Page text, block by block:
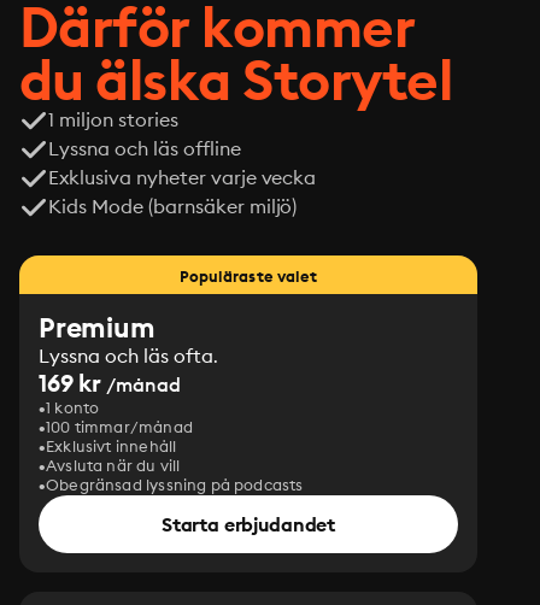
Därför kommer
du älska Storytel
1 miljon stories
Lyssna och läs offline
Exklusiva nyheter varje vecka
Kids Mode (barnsäker miljö)
Populäraste valet
Premium
Lyssna och läs ofta.
169 kr /månad
1 konto
100 timmar/månad
Exklusivt innehåll
Avsluta när du vill
Obegränsad lyssning på podcasts
Starta erbjudandet